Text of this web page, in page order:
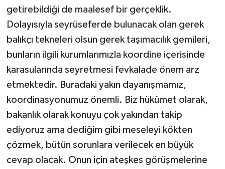
getirebildiği de maalesef bir gerçeklik.
Dolayısıyla seyrüseferde bulunacak olan gerek
balıkçı tekneleri olsun gerek taşımacılık gemileri,
bunların ilgili kurumlarımızla koordine içerisinde
karasularında seyretmesi fevkalade önem arz
etmektedir. Buradaki yakın dayanışmamız,
koordinasyonumuz önemli. Biz hükümet olarak,
bakanlık olarak konuyu çok yakından takip
ediyoruz ama dediğim gibi meseleyi kökten
çözmek, bütün sorunlara verilecek en büyük
cevap olacak. Onun için ateşkes görüşmelerine